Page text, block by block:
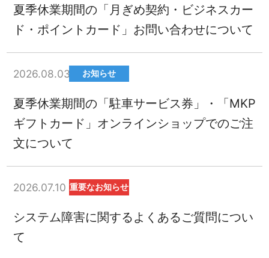
夏季休業期間の「月ぎめ契約・ビジネスカー
ド・ポイントカード」お問い合わせについて
2026.08.03 お知らせ
夏季休業期間の「駐車サービス券」・「MKP
ギフトカード」オンラインショップでのご注
文について
2026.07.10 重要なお知らせ
システム障害に関するよくあるご質問につい
て